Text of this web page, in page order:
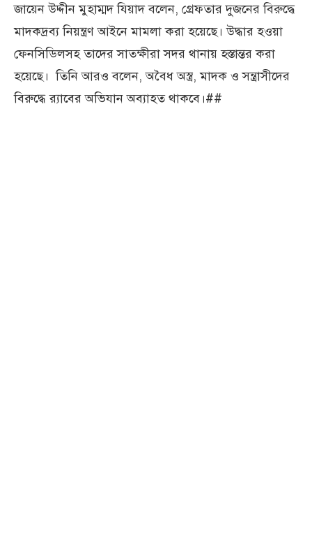
জায়েন উদ্দীন মুহাম্মদ যিয়াদ বলেন, গ্রেফতার দুজনের বিরুদ্ধে
মাদকদ্রব্য নিয়ন্ত্রণ আইনে মামলা করা হয়েছে। উদ্ধার হওয়া
ফেনসিডিলসহ তাদের সাতক্ষীরা সদর থানায় হস্তান্তর করা
হয়েছে। তিনি আরও বলেন, অবৈধ অস্ত্র, মাদক ও সন্ত্রাসীদের
বিরুদ্ধে র‍্যাবের অভিযান অব্যাহত থাকবে।##